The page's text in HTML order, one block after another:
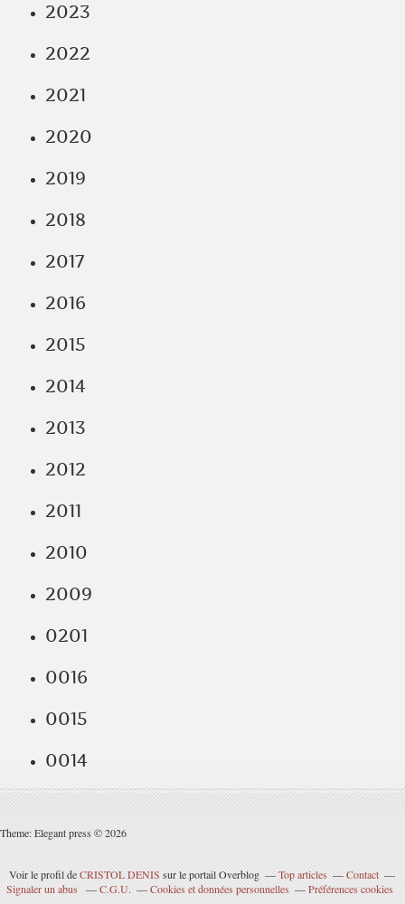
2023
2022
2021
2020
2019
2018
2017
2016
2015
2014
2013
2012
2011
2010
2009
0201
0016
0015
0014
Theme: Elegant press © 2026
Voir le profil deCRISTOL DENIS sur le portail Overblog Top articles
Contact
Signaler un abus
C.G.U. Cookies et données personnelles Préférences cookies